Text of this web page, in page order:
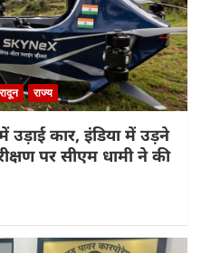
राज्य
उड़ाई कार, इंडिया में उड़ने
पर सीएम धामी ने की